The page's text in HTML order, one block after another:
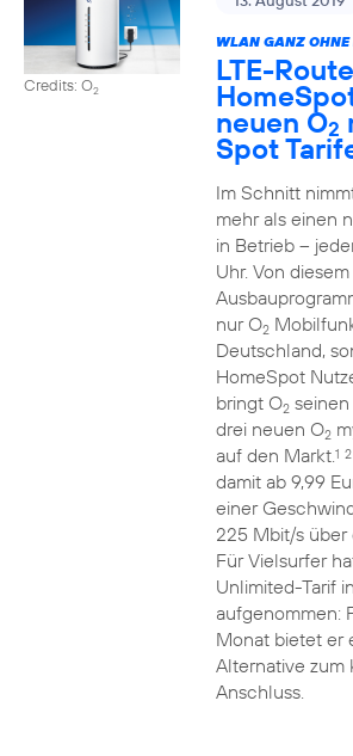
Credits: O2
WLAN GANZ OHNE
LTE-
neuen O2
Spot
Im Schnitt
mehr als einen
in Betrieb –
Uhr. Von
nur O2
Deutschland,
HomeSpot
bringt O2seinen
drei neuen O2
auf den Markt.1 2
damit ab 9,99
einer
225 Mbit/s über
Für Vielsurfer
Unlimited-Tarif
aufgenommen:
Monat bietet er
Alternative zum
Anschluss.